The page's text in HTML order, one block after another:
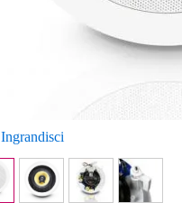
Ingrandisci